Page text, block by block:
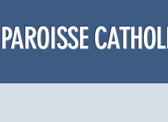
PAROISSE